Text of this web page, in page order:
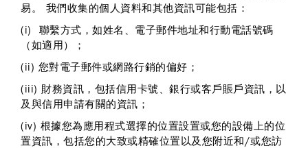
易。 我們收集的個人資料和其他資訊可能包括：
(i) 聯繫方式，如姓名、電子郵件地址和行動電話號碼
（如適用）；
(ii) 您對電子郵件或網路行銷的偏好；
(iii) 財務資訊，包括信用卡號、銀行或客戶賬戶資訊，以
及與信用申請有關的資訊；
(iv) 根據您為應用程式選擇的位置設置或您的設備上的位
置資訊，包括您的大致或精確位置以及您附近和/或您訪